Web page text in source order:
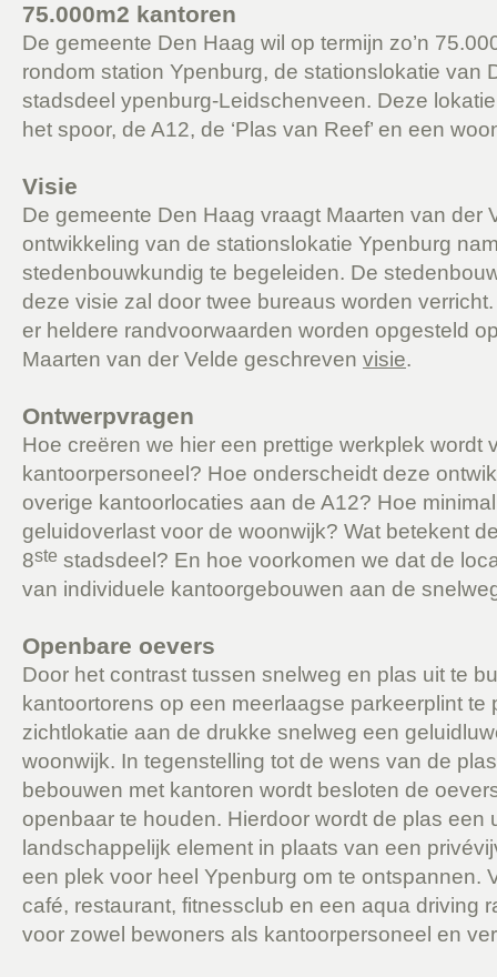
75.000m2 kantoren
De gemeente Den Haag wil op termijn zo’n
rondom station Ypenburg, de stationslokatie van
stadsdeel ypenburg-Leidschenveen. Deze
het spoor, de A12, de ‘Plas van Reef’ en een
Visie
De gemeente Den Haag vraagt Maarten van der
ontwikkeling van de stationslokatie Ypenburg
stedenbouwkundig te begeleiden. De
deze visie zal door twee bureaus worden
er heldere randvoorwaarden worden opgesteld
Maarten van der Velde geschreven visie.
Ontwerpvragen
Hoe creëren we hier een prettige werkplek wordt
kantoorpersoneel? Hoe onderscheidt deze
overige kantoorlocaties aan de A12? Hoe
geluidoverlast voor de woonwijk? Wat betekent
8ste stadsdeel? En hoe voorkomen we dat de
van individuele kantoorgebouwen aan de
Openbare oevers
Door het contrast tussen snelweg en plas uit te
kantoortorens op een meerlaagse parkeerplint te
zichtlokatie aan de drukke snelweg een
woonwijk. In tegenstelling tot de wens van de
bebouwen met kantoren wordt besloten de
openbaar te houden. Hierdoor wordt de plas een
landschappelijk element in plaats van een
een plek voor heel Ypenburg om te ontspannen.
café, restaurant, fitnessclub en een aqua driving
voor zowel bewoners als kantoorpersoneel en